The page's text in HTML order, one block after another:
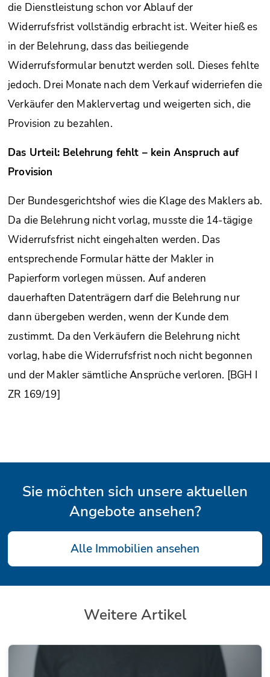
die Dienstleistung schon vor Ablauf der
Widerrufsfrist vollständig erbracht ist. Weiter hieß es
in der Belehrung, dass das beiliegende
Widerrufsformular benutzt werden soll. Dieses fehlte
jedoch. Drei Monate nach dem Verkauf widerriefen die
Verkäufer den Maklervertag und weigerten sich, die
Provision zu bezahlen.
Das Urteil: Belehrung fehlt – kein Anspruch auf
Provision
Der Bundesgerichtshof wies die Klage des Maklers ab.
Da die Belehrung nicht vorlag, musste die 14-tägige
Widerrufsfrist nicht eingehalten werden. Das
entsprechende Formular hätte der Makler in
Papierform vorlegen müssen. Auf anderen
dauerhaften Datenträgern darf die Belehrung nur
dann übergeben werden, wenn der Kunde dem
zustimmt. Da den Verkäufern die Belehrung nicht
vorlag, habe die Widerrufsfrist noch nicht begonnen
und der Makler sämtliche Ansprüche verloren. [BGH I
ZR 169/19]
Sie möchten sich unsere aktuellen
Angebote ansehen?
Alle Immobilien ansehen
Weitere Artikel